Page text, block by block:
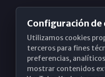
Obispado
Configuración de
Utilizamos cookies
terceros para fines
preferencias,
mostrar contenidos